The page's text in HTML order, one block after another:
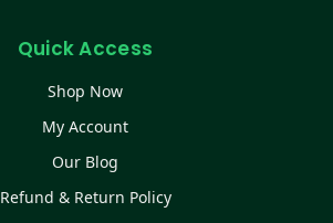
Quick Access
Shop Now
My Account
Our Blog
Refund & Return Policy